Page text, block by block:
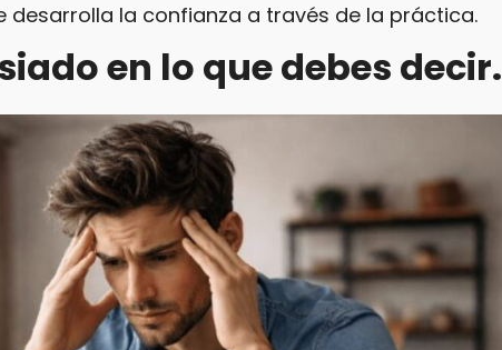
desarrolla la confianza a través de la práctica.
en lo que debes decir.